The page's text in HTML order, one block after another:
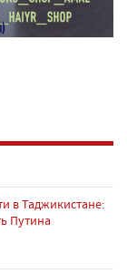
в Таджикистане:
Путина